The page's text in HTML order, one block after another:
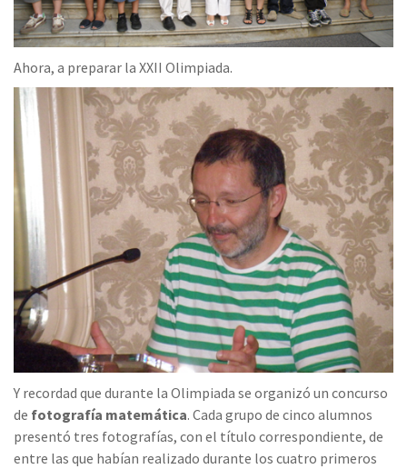
Ahora, a preparar la XXII Olimpiada.
Y recordad que durante la Olimpiada se organizó un concurso
de fotografía matemática. Cada grupo de cinco alumnos
presentó tres fotografías, con el título correspondiente, de
entre las que habían realizado durante los cuatro primeros